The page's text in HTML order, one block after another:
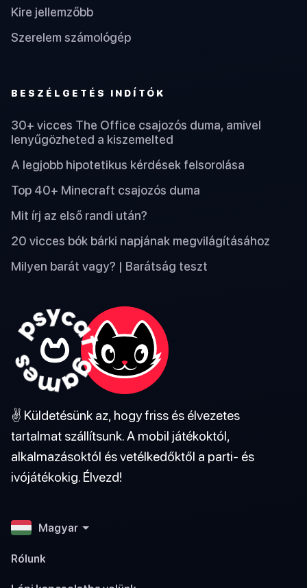
Kire jellemzőbb
Szerelem számológép
BESZÉLGETÉS INDÍTÓK
30+ vicces The Office csajozós duma, amivel
lenyűgözheted a kiszemelted
A legjobb hipotetikus kérdések felsorolása
Top 40+ Minecraft csajozós duma
Mit írj az első randi után?
20 vicces bók bárki napjának megvilágításához
Milyen barát vagy? | Barátság teszt
✌️ Küldetésünk az, hogy friss és élvezetes
tartalmat szállítsunk. A mobil játékoktól,
alkalmazásoktól és vetélkedőktől a parti- és
ivójátékokig. Élvezd!
Magyar
Rólunk